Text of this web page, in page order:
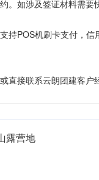
。如涉及签证材料需
持POS机刷卡支付，
直接联系云朗团建客户
露营地